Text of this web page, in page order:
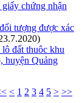
chứng nhận
tượng được xác
đất thuôc khu
huyện Quảng
< 1 2 3 4 5 > >>